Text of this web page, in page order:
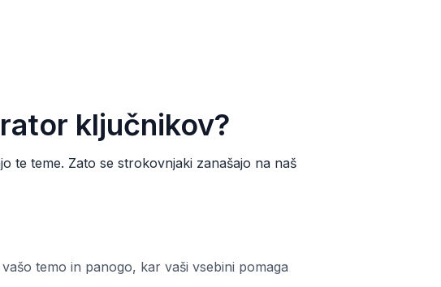
ključnikov?
te teme. Zato se strokovnjaki zanašajo na naš
temo in panogo, kar vaši vsebini pomaga